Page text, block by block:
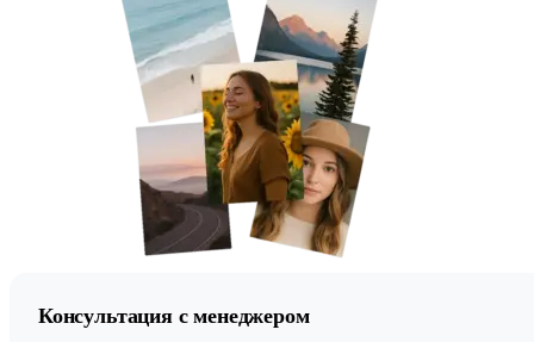
Консультация с менеджером